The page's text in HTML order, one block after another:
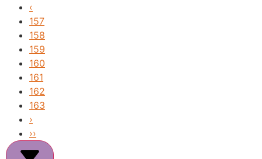
‹
157
158
159
160
161
162
163
›
››